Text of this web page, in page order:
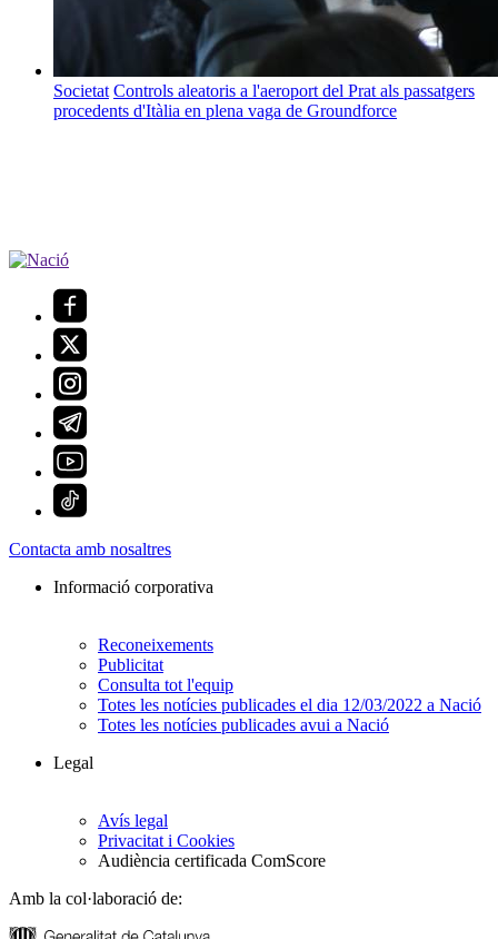
Societat Controls aleatoris a l'aeroport del Prat als passatgers
procedents d'Itàlia en plena vaga de Groundforce
Contacta amb nosaltres
Informació corporativa
Reconeixements
Publicitat
Consulta tot l'equip
Totes les notícies publicades el dia 12/03/2022 a Nació
Totes les notícies publicades avui a Nació
Legal
Avís legal
Privacitat i Cookies
Audiència certificada ComScore
Amb la col·laboració de: